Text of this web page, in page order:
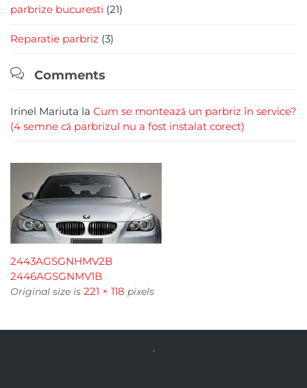
parbrize bucuresti (21)
Reparatie parbriz (3)
 Comments
Irinel Mariuta la Cum se montează un parbriz în service?
(4 semne că parbrizul nu a fost instalat corect)
2443AGSGNHMV2B
2446AGSGNMV1B
Original size is 221 × 118 pixels